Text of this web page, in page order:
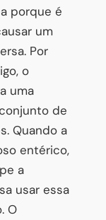
porque é
um
Por
o
uma
de
Quando a
entérico,
a
usar essa
O